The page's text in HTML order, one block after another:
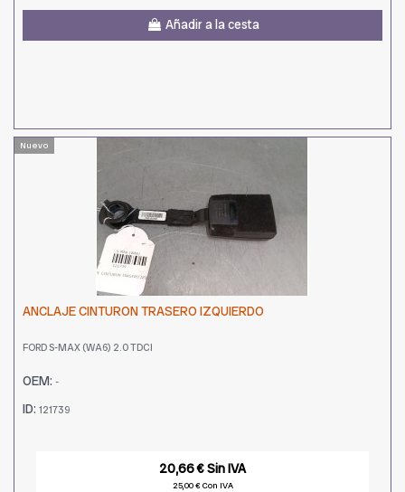
Añadir a la cesta
Nuevo
ANCLAJE CINTURON TRASERO IZQUIERDO
FORD S-MAX (WA6) 2.0 TDCI
OEM: -
ID: 121739
20,66 € Sin IVA
25,00 € Con IVA